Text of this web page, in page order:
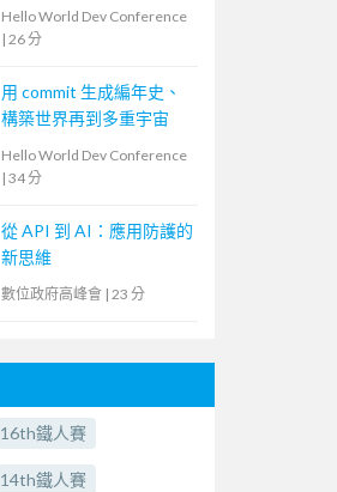
Hello World Dev Conference
| 26 分
用 commit 生成編年史、
構築世界再到多重宇宙
Hello World Dev Conference
| 34 分
從 API 到 AI：應用防護的
新思維
數位政府高峰會 | 23 分
16th鐵人賽
14th鐵人賽